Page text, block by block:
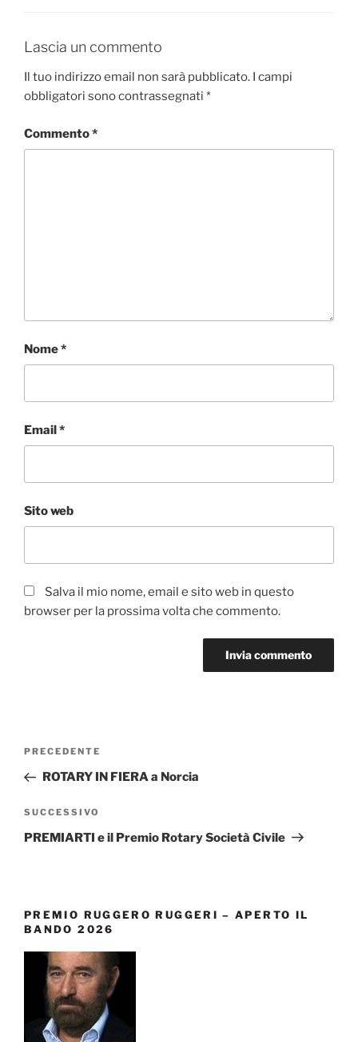
Lascia un commento
Il tuo indirizzo email non sarà pubblicato. I campi
obbligatori sono contrassegnati *
Commento*
Nome*
Email*
Sito web
Salva il mio nome, email e sito web in questo
browser per la prossima volta che commento.
Navigazione
Articolo
precedente:
PRECEDENTE
ROTARY IN FIERA a Norcia
Articolo
successivo
SUCCESSIVO
PREMIARTI e il Premio Rotary Società Civile
PREMIO RUGGERO RUGGERI – APERTO IL
BANDO 2026